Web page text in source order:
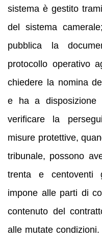
sistema è gestito
del sistema
pubblica la
protocollo operativo
chiedere la nomina
e ha a disposizione
verificare la
misure protettive,
tribunale, possono
trenta e centoventi
impone alle parti di
contenuto del
alle mutate